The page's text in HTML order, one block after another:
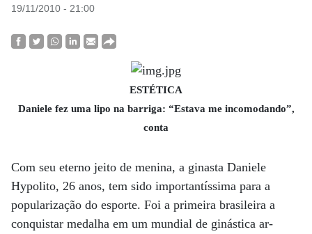
19/11/2010 - 21:00
ESTÉTICA
Daniele fez uma lipo na barriga: “Estava me incomodando”,
conta
Com seu eterno jeito de menina, a ginasta Daniele
Hypolito, 26 anos, tem sido importantíssima para a
popularização do esporte. Foi a primeira brasileira a
conquistar medalha em um mundial de ginástica ar­